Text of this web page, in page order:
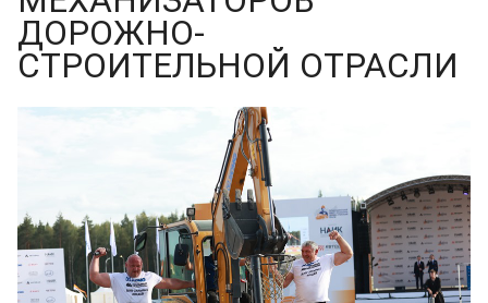
ДОРОЖНО-
СТРОИТЕЛЬНОЙ ОТРАСЛИ